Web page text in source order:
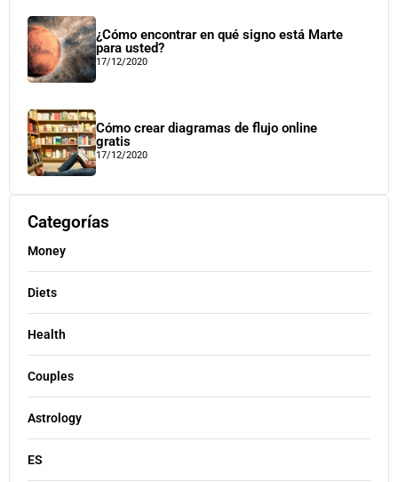
¿Cómo encontrar en qué signo está Marte
para usted?
17/12/2020
Cómo crear diagramas de flujo online
gratis
17/12/2020
Categorías
Money
Diets
Health
Couples
Astrology
ES